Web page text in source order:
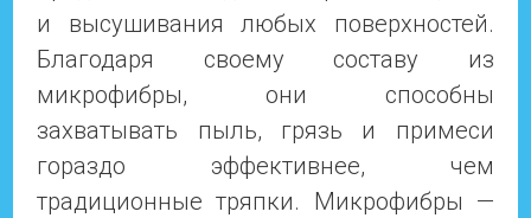
и высушивания любых поверхностей.
Благодаря своему составу из
микрофибры, они способны
захватывать пыль, грязь и примеси
гораздо эффективнее, чем
традиционные тряпки. Микрофибры —